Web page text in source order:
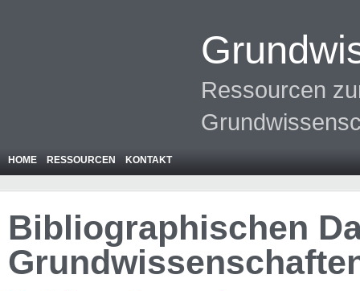
Ressourcen
HOME RESSOURCEN KONTAKT
Bibliographischen